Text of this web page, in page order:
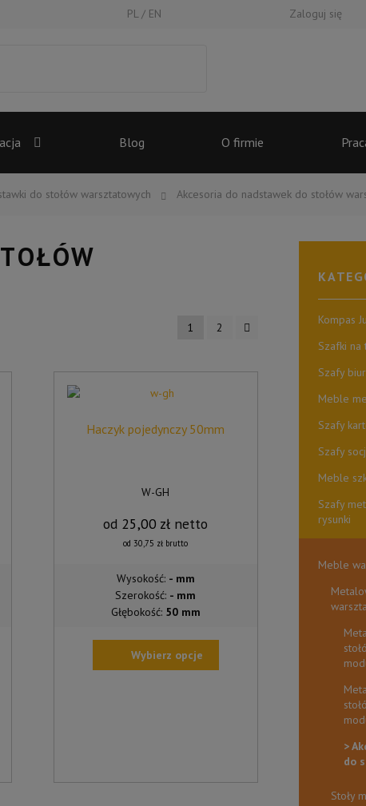
PL EN Zaloguj się
Blog O firmie
do stołów warsztatowych Akcesoria do nadstawek do stołów
1 2
Haczyk pojedynczy 50mm
W-GH
od 25,00 zł netto
od 30,75 zł brutto
Wysokość: - mm
Szerokość: - mm
Głębokość: 50 mm
Wybierz opcje
MOŻNA
Kompas
Szafki
Szafy
Meble
Szafy
Szafy
Meble
Szafy
rysunki
Meble
do
Stoły